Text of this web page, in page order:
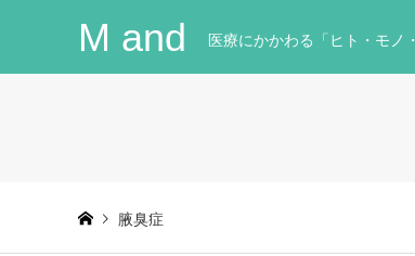
M and 医療にかかわる「ヒト・モ
腋臭症